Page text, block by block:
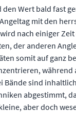
Wert bald fast
mit den
nach einiger
der anderen
somit auf ganz
Bände sind
abgestimmt,
aber doch